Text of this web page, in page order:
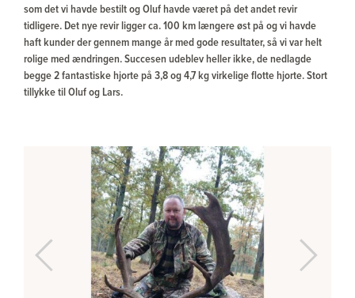
som det vi havde bestilt og Oluf havde været på det andet revir
tidligere. Det nye revir ligger ca. 100 km længere øst på og vi havde
haft kunder der gennem mange år med gode resultater, så vi var helt
rolige med ændringen. Succesen udeblev heller ikke, de nedlagde
begge 2 fantastiske hjorte på 3,8 og 4,7 kg virkelige flotte hjorte. Stort
tillykke til Oluf og Lars.
Previous Next